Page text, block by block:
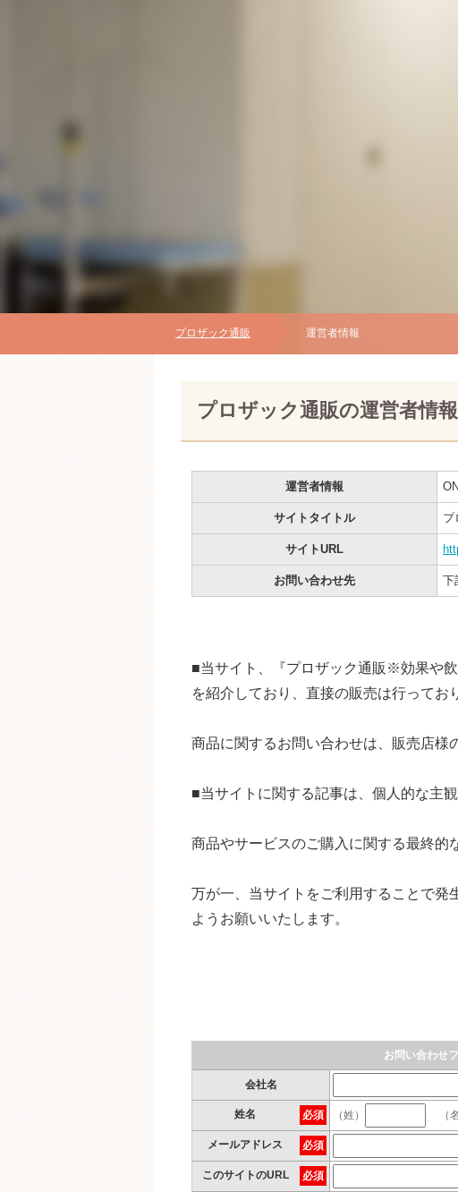
プロザック通販 運営者情報
プロザック通販の運営者情報
運営者情報
サイトタイトル プ
サイトURL
お問い合わせ先 下
■当サイト、『プロザック通販※効果や
を紹介しており、直接の販売は行ってお
商品に関するお問い合わせは、販売店様
■当サイトに関する記事は、個人的な主
商品やサービスのご購入に関する最終的
万が一、当サイトをご利用することで発
ようお願いいたします。
お問い合わせ
会社名
姓名 必須 （姓） （名
メールアドレス 必須
このサイトのURL 必須